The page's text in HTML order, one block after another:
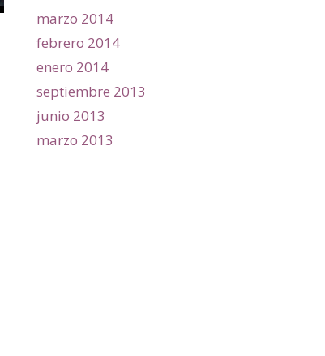
marzo 2014
febrero 2014
enero 2014
septiembre 2013
junio 2013
marzo 2013